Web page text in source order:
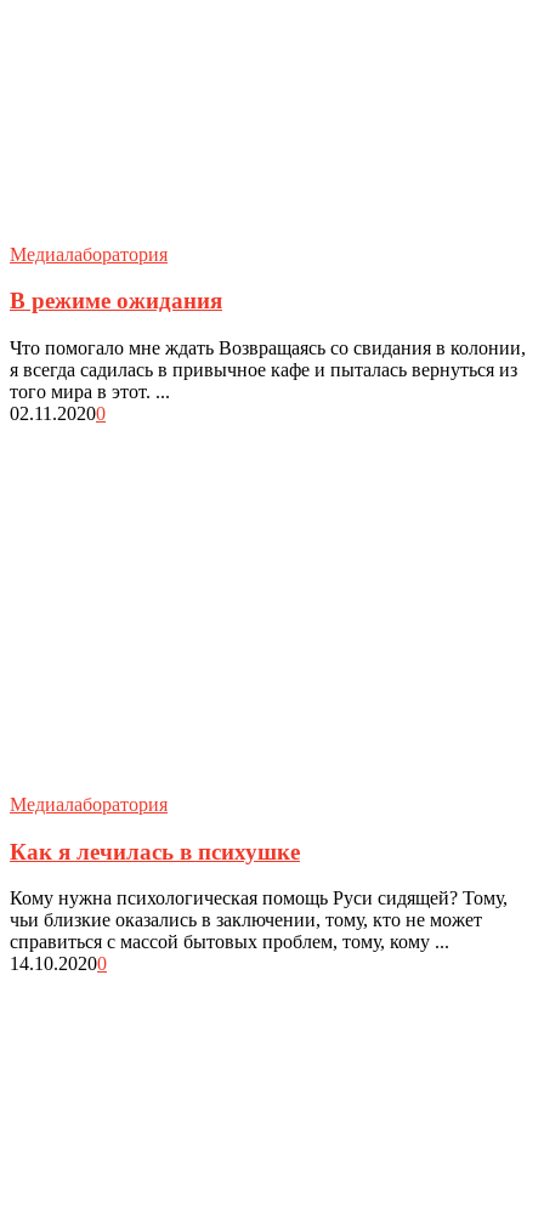
Медиалаборатория
В режиме ожидания
Что помогало мне ждать Возвращаясь со свидания в колонии,
я всегда садилась в привычное кафе и пыталась вернуться из
того мира в этот. ...
02.11.20200
Медиалаборатория
Как я лечилась в психушке
Кому нужна психологическая помощь Руси сидящей? Тому,
чьи близкие оказались в заключении, тому, кто не может
справиться с массой бытовых проблем, тому, кому ...
14.10.20200